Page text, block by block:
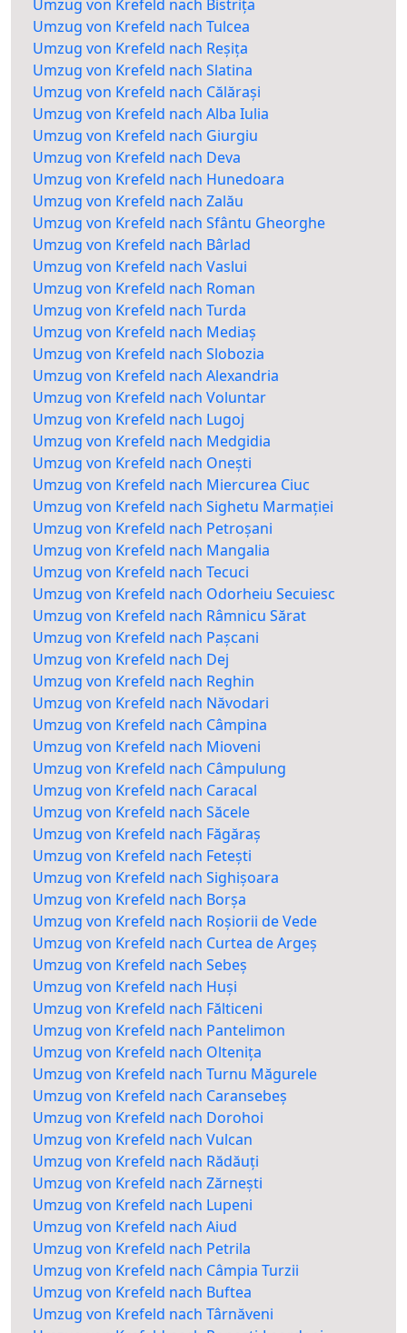
Umzug von Krefeld nach Bistrița
Umzug von Krefeld nach Tulcea
Umzug von Krefeld nach Reșița
Umzug von Krefeld nach Slatina
Umzug von Krefeld nach Călărași
Umzug von Krefeld nach Alba Iulia
Umzug von Krefeld nach Giurgiu
Umzug von Krefeld nach Deva
Umzug von Krefeld nach Hunedoara
Umzug von Krefeld nach Zalău
Umzug von Krefeld nach Sfântu Gheorghe
Umzug von Krefeld nach Bârlad
Umzug von Krefeld nach Vaslui
Umzug von Krefeld nach Roman
Umzug von Krefeld nach Turda
Umzug von Krefeld nach Mediaș
Umzug von Krefeld nach Slobozia
Umzug von Krefeld nach Alexandria
Umzug von Krefeld nach Voluntar
Umzug von Krefeld nach Lugoj
Umzug von Krefeld nach Medgidia
Umzug von Krefeld nach Onești
Umzug von Krefeld nach Miercurea Ciuc
Umzug von Krefeld nach Sighetu Marmației
Umzug von Krefeld nach Petroșani
Umzug von Krefeld nach Mangalia
Umzug von Krefeld nach Tecuci
Umzug von Krefeld nach Odorheiu Secuiesc
Umzug von Krefeld nach Râmnicu Sărat
Umzug von Krefeld nach Pașcani
Umzug von Krefeld nach Dej
Umzug von Krefeld nach Reghin
Umzug von Krefeld nach Năvodari
Umzug von Krefeld nach Câmpina
Umzug von Krefeld nach Mioveni
Umzug von Krefeld nach Câmpulung
Umzug von Krefeld nach Caracal
Umzug von Krefeld nach Săcele
Umzug von Krefeld nach Făgăraș
Umzug von Krefeld nach Fetești
Umzug von Krefeld nach Sighișoara
Umzug von Krefeld nach Borșa
Umzug von Krefeld nach Roșiorii de Vede
Umzug von Krefeld nach Curtea de Argeș
Umzug von Krefeld nach Sebeș
Umzug von Krefeld nach Huși
Umzug von Krefeld nach Fălticeni
Umzug von Krefeld nach Pantelimon
Umzug von Krefeld nach Oltenița
Umzug von Krefeld nach Turnu Măgurele
Umzug von Krefeld nach Caransebeș
Umzug von Krefeld nach Dorohoi
Umzug von Krefeld nach Vulcan
Umzug von Krefeld nach Rădăuți
Umzug von Krefeld nach Zărnești
Umzug von Krefeld nach Lupeni
Umzug von Krefeld nach Aiud
Umzug von Krefeld nach Petrila
Umzug von Krefeld nach Câmpia Turzii
Umzug von Krefeld nach Buftea
Umzug von Krefeld nach Târnăveni